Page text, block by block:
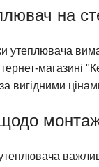
на
утеплювача
магазині
вигідними